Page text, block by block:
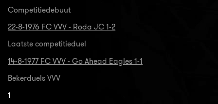
Competitiedebuut
22-8-1976 FC VVV - Roda JC 1-2
Laatste competitieduel
14-8-1977 FC VVV - Go Ahead Eagles 1-1
Bekerduels VVV
1